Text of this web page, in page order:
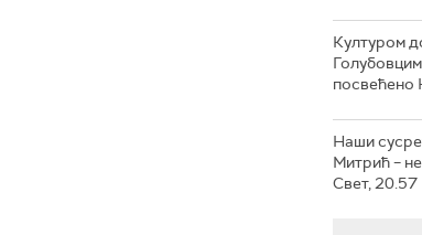
Културом
посвећено
Наши
Митрић –
Свет, 20.57